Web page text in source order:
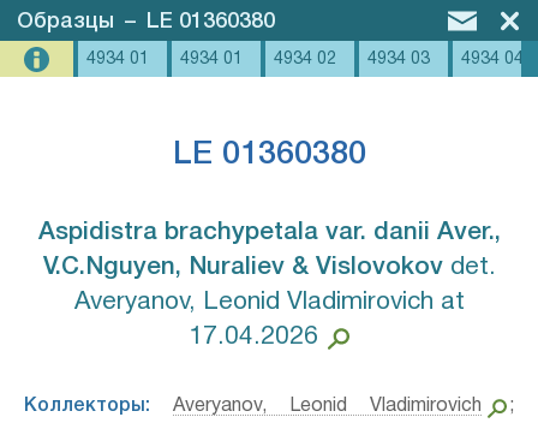
Образцы – LE 01360380
4934 01 4934 01 4934 02 4934 03 4934 04
LE 01360380
Aspidistra brachypetala var. danii Aver.,
V.C.Nguyen, Nuraliev & Vislovokov⁣det.
Averyanov, Leonid Vladimirovich at
17.04.2026
Коллекторы: Averyanov, Leonid Vladimirovich
;